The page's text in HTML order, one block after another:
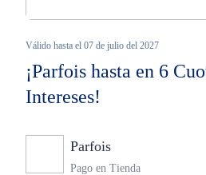
Válido hasta el 07 de julio del 2027
¡Parfois hasta en 6
Intereses!
Parfois
Pago en Tienda